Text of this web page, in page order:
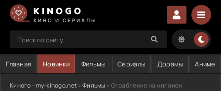
KINOGO
КИНО И СЕРИАЛЫ
Главная Новинки Фильмы Сериалы Дорамы Аниме
Киного - my-kinogo.net»Фильмы » Ограбление на миллион